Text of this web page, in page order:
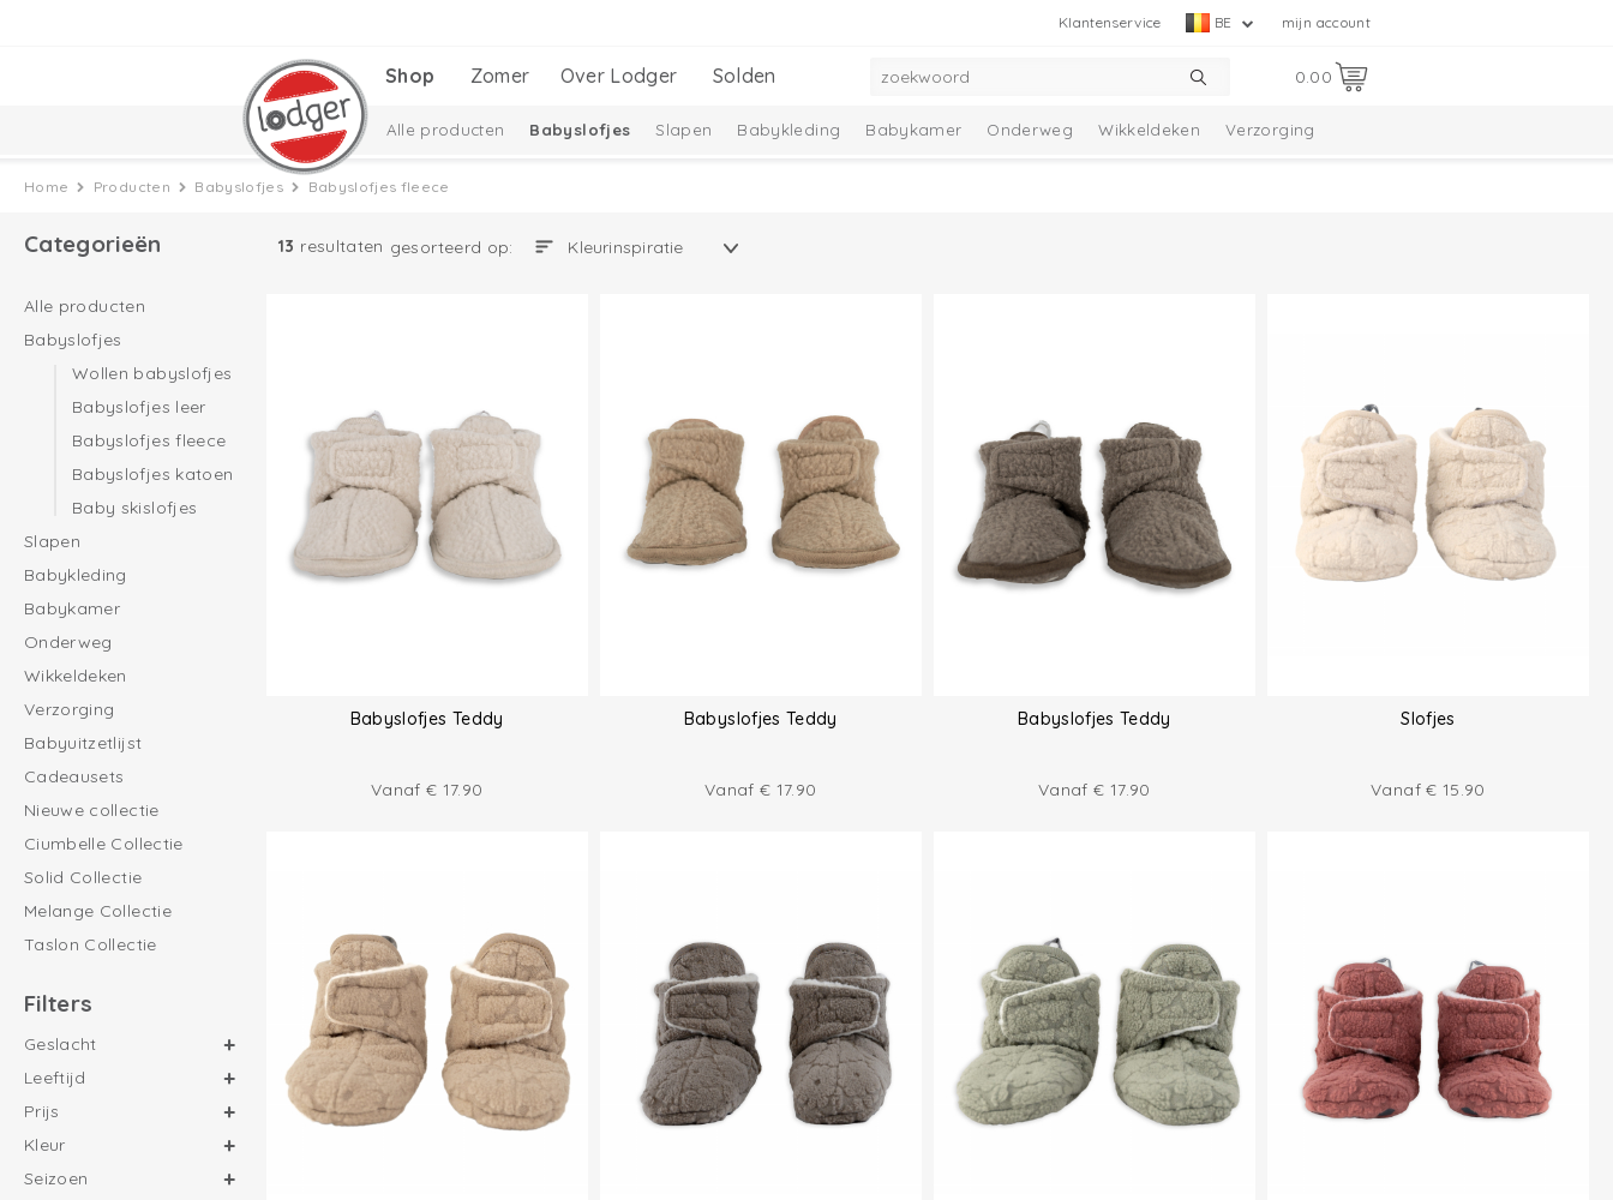
mijn account
BE
Klantenservice
0.00
Shop Zomer Over Lodger Solden
Alle producten Babyslofjes Slapen Babykleding Babykamer Onderweg Wikkeldeken Verzorging
Babyuitzetlijst
Home Producten Babyslofjes Babyslofjes fleece
Categorieën
Alle producten
Babyslofjes
Wollen babyslofjes
Babyslofjes leer
Babyslofjes fleece
Babyslofjes katoen
Baby skislofjes
Slapen
Babykleding
Babykamer
Onderweg
Wikkeldeken
Verzorging
Babyuitzetlijst
Cadeausets
Nieuwe collectie
Ciumbelle Collectie
Solid Collectie
Melange Collectie
Taslon Collectie
Filters
Geslacht
Leeftijd
Prijs
Kleur
Seizoen
13 resultaten gesorteerd op:
Babyslofjes Teddy
Vanaf € 17.90
Babyslofjes Teddy
Vanaf€ 17.90
Babyslofjes Teddy
Vanaf€ 17.90
Slofjes
Vanaf€ 15.90